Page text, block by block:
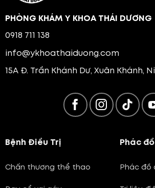
PHÒNG KHÁM Y KHOA THÁI DƯƠNG
0918 711 138
info@ykhoathaiduong.com
15A Đ. Trần Khánh Dư, Xuân Khánh,
Bệnh Điều Trị
Chấn thương thể thao
Phác
Phác đồ